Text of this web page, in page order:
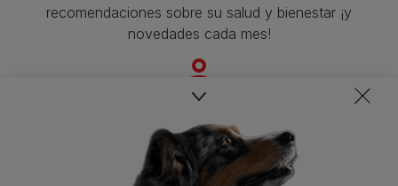
recomendaciones sobre su salud y bienestar ¡y
novedades cada mes!
Veterinarios, nutricionistas y expertos en perros y gatos
para resolver todas tus dudas.​